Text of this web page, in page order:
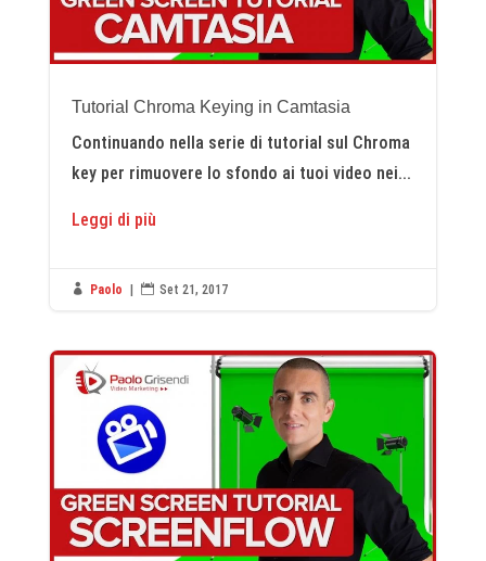
Tutorial Chroma Keying in Camtasia
Continuando nella serie di tutorial sul Chroma
key per rimuovere lo sfondo ai tuoi video nei...
Leggi di più
 Paolo |  Set 21, 2017